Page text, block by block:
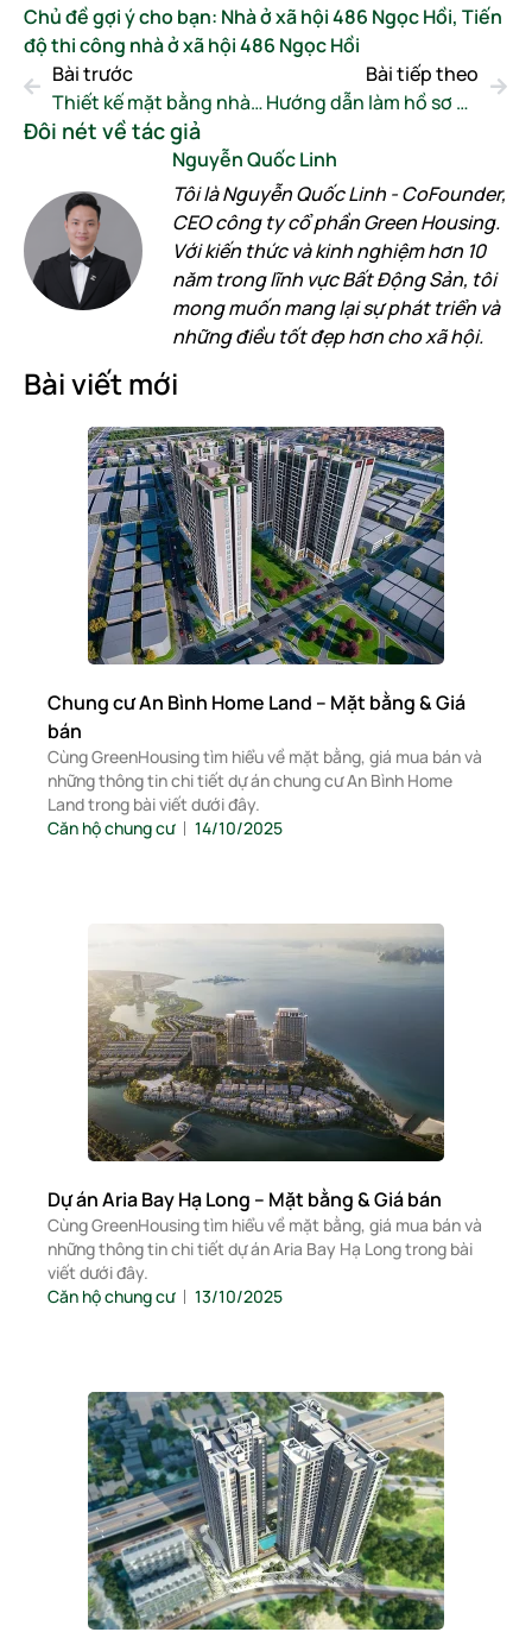
Chủ đề gợi ý cho bạn: Nhà ở xã hội 486 Ngọc Hồi, Tiến
độ thi công nhà ở xã hội 486 Ngọc Hồi
Bài trước
Thiết kế mặt bằng nhà ở xã hội 486 Ngọc Hồi
Bài tiếp theo
Hướng dẫn làm hồ sơ mua nhà ở xã hội 486 Ngọc Hồi
Đôi nét về tác giả
Nguyễn Quốc Linh
Tôi là Nguyễn Quốc Linh - CoFounder,
CEO công ty cổ phần Green Housing.
Với kiến thức và kinh nghiệm hơn 10
năm trong lĩnh vực Bất Động Sản, tôi
mong muốn mang lại sự phát triển và
những điều tốt đẹp hơn cho xã hội.
Bài viết mới
Chung cư An Bình Home Land – Mặt bằng & Giá
bán
Cùng GreenHousing tìm hiểu về mặt bằng, giá mua bán và
những thông tin chi tiết dự án chung cư An Bình Home
Land trong bài viết dưới đây.
Căn hộ chung cư
14/10/2025
Dự án Aria Bay Hạ Long – Mặt bằng & Giá bán
Cùng GreenHousing tìm hiểu về mặt bằng, giá mua bán và
những thông tin chi tiết dự án Aria Bay Hạ Long trong bài
viết dưới đây.
Căn hộ chung cư
13/10/2025